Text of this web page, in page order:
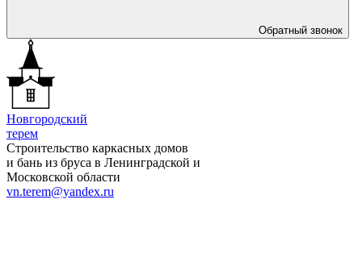
Обратный звонок
Новгородский
терем
Строительство каркасных домов
и бань из бруса в Ленинградской и
Московской области
vn.terem@yandex.ru